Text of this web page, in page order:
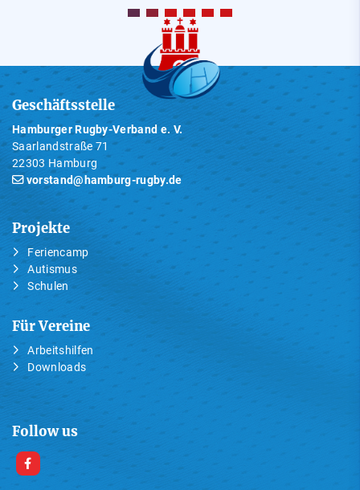
Geschäftsstelle
Hamburger Rugby-Verband e. V.
Saarlandstraße 71
22303 Hamburg
vorstand@hamburg-rugby.de
Projekte
Feriencamp
Autismus
Schulen
Für Vereine
Arbeitshilfen
Downloads
Follow us